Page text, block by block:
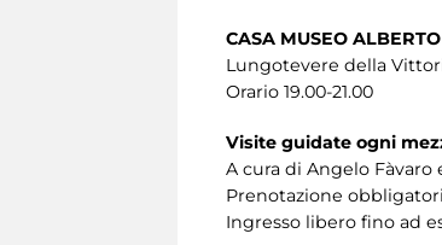
CASA MUSEO
Lungotevere della
Orario 19.00-21.00
Visite guidate ogni
A cura di Angelo Fàvaro
Prenotazione
Ingresso libero fino ad